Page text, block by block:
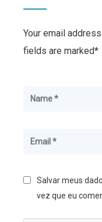
Your email
fields are marked*
Salvar meus
vez que eu